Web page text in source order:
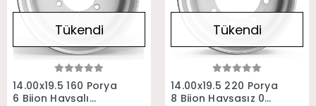
Stokta Yok
Tükendi
14.00x19.5 160 Porya
6 Bijon Havşalı
Stokta Yok
Tükendi
14.00x19.5 220 Porya
8 Bijon Havşasız 0